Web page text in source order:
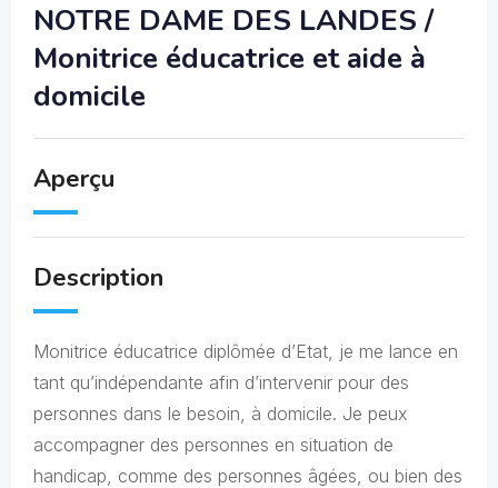
NOTRE DAME DES LANDES /
Monitrice éducatrice et aide à
domicile
Aperçu
Description
Monitrice éducatrice diplômée d’Etat, je me lance en
tant qu’indépendante afin d’intervenir pour des
personnes dans le besoin, à domicile. Je peux
accompagner des personnes en situation de
handicap, comme des personnes âgées, ou bien des